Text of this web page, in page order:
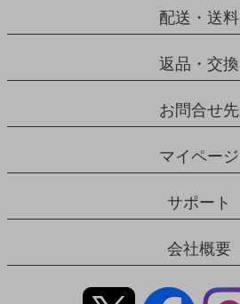
配送・送料
返品・交換
お問合せ先
マイページ
サポート
会社概要